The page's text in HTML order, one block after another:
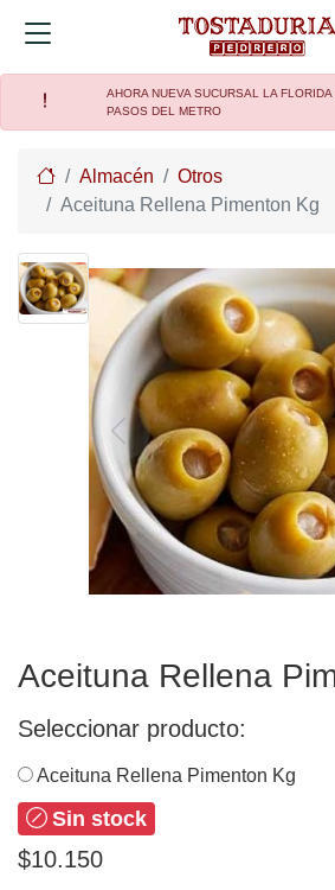
AHORA NUEVA SUCURSAL LA
PASOS DEL METRO
HomeAlmacén
Otros
Aceituna Rellena Pimenton Kg
Previous
Aceituna Rellena
Seleccionar producto:
Aceituna Rellena Pimenton Kg
Sin stock
$10.150